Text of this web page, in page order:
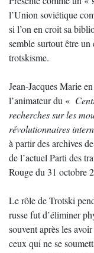
l’Union soviétique
si l’on en croit sa
semble surtout être un
trotskisme.
Jean-Jacques Marie
l’animateur du «
recherches sur les
révolutionnaires
à partir des archives
de l’actuel Parti des
Rouge du 31 octobre
Le rôle de Trotski
russe fut d’éliminer
souvent après les
ceux qui ne se